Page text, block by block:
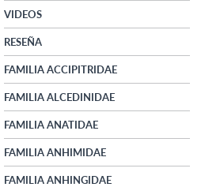
VIDEOS
RESEÑA
FAMILIA ACCIPITRIDAE
FAMILIA ALCEDINIDAE
FAMILIA ANATIDAE
FAMILIA ANHIMIDAE
FAMILIA ANHINGIDAE